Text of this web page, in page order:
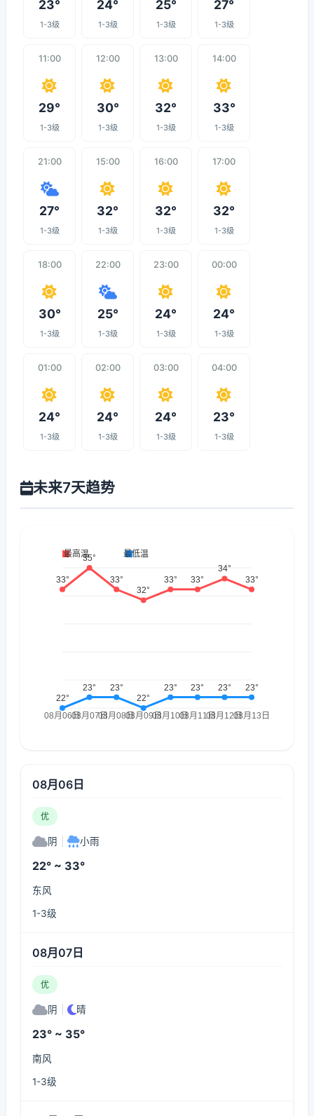
23°
1-3级
24°
1-3级
25°
1-3级
27°
1-3级
11:00
29°
1-3级
12:00
30°
1-3级
13:00
32°
1-3级
14:00
33°
1-3级
21:00
27°
1-3级
15:00
32°
1-3级
16:00
32°
1-3级
17:00
32°
1-3级
18:00
30°
1-3级
22:00
25°
1-3级
23:00
24°
1-3级
00:00
24°
1-3级
01:00
24°
1-3级
02:00
24°
1-3级
03:00
24°
1-3级
04:00
23°
1-3级
未来7天趋势
08月06日
优
阴 小雨
22° ~ 33°
东风
1-3级
08月07日
优
阴 晴
23° ~ 35°
南风
1-3级